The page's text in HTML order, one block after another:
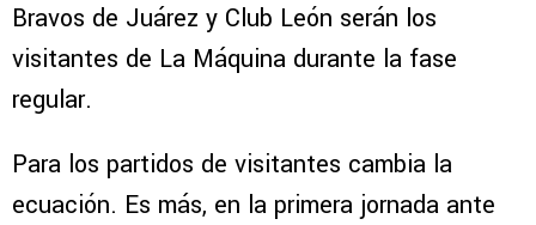
Bravos de Juárez y Club León serán los
visitantes de La Máquina durante la fase
regular.
Para los partidos de visitantes cambia la
ecuación. Es más, en la primera jornada ante